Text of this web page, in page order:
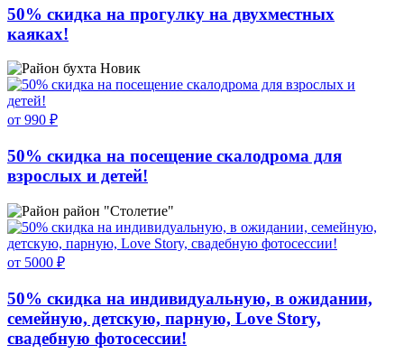
50% скидка на прогулку на двухместных
каяках!
бухта Новик
от 990 ₽
50% скидка на посещение скалодрома для
взрослых и детей!
район "Столетие"
от 5000 ₽
50% скидка на индивидуальную, в ожидании,
семейную, детскую, парную, Love Story,
свадебную фотосессии!